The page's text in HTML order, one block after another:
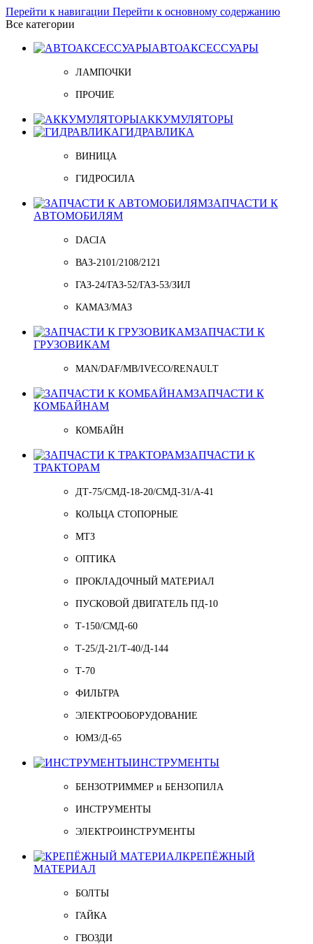
Перейти к навигации Перейти к основному содержанию
Все категории
АВТОАКСЕССУАРЫ
ЛАМПОЧКИ
ПРОЧИЕ
АККУМУЛЯТОРЫ
ГИДРАВЛИКА
ВИНИЦА
ГИДРОСИЛА
ЗАПЧАСТИ К
АВТОМОБИЛЯМ
DACIA
ВАЗ-2101/2108/2121
ГАЗ-24/ГАЗ-52/ГАЗ-53/ЗИЛ
КАМАЗ/МАЗ
ЗАПЧАСТИ К
ГРУЗОВИКАМ
MAN/DAF/MB/IVECO/RENAULT
ЗАПЧАСТИ К
КОМБАЙНАМ
КОМБАЙН
ЗАПЧАСТИ К
ТРАКТОРАМ
ДТ-75/СМД-18-20/СМД-31/A-41
КОЛЬЦА СТОПОРНЫЕ
МТЗ
ОПТИКА
ПРОКЛАДОЧНЫЙ МАТЕРИАЛ
ПУСКОВОЙ ДВИГАТЕЛЬ ПД-10
Т-150/СМД-60
Т-25/Д-21/Т-40/Д-144
Т-70
ФИЛЬТРА
ЭЛЕКТРООБОРУДОВАНИЕ
ЮМЗ/Д-65
ИНСТРУМЕНТЫ
БЕНЗОТРИММЕР и БЕНЗОПИЛА
ИНСТРУМЕНТЫ
ЭЛЕКТРОИНСТРУМЕНТЫ
КРЕПЁЖНЫЙ
МАТЕРИАЛ
БОЛТЫ
ГАЙКА
ГВОЗДИ